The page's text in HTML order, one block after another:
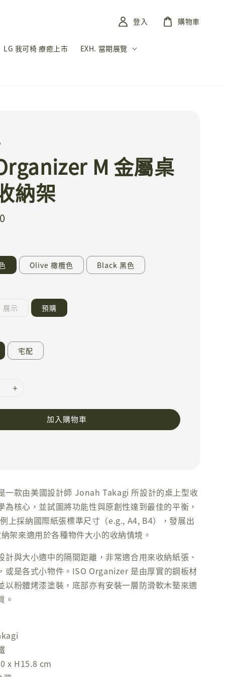
LG 我可椅 療癒上市 EXH. 當期展覽
登入 購物車
M 金屬桌
納架
Olive 橄欖色 Black 黑色
展示 預購
宅配
加入購物車
一款由美國設計師 Jonah Takagi 所設計的桌上型收
為核心，並試圖將功能性與原創性達到最佳的平衡，
上採納國際紙張標準尺寸（e.g., A4, B4），發展出
架來適用於各種物件大小的收納情境。
計與大小適中的隔間距離，非常適合用來收納紙張、
或是各式小物件。ISO Organizer 是由厚實的鋼板材
以粉體烤漆塗裝，底部亦有安裝一層防滑軟木墊來適
。
x H15.8 cm